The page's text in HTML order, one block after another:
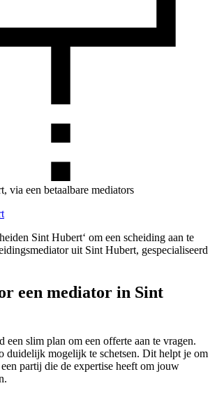
via een betaalbare mediators
Sint Hubert‘ om een scheiding aan te
uit Sint Hubert, gespecialiseerd
een mediator in Sint
slim plan om een offerte aan te vragen.
duidelijk mogelijk te schetsen. Dit helpt je om
partij die de expertise heeft om jouw